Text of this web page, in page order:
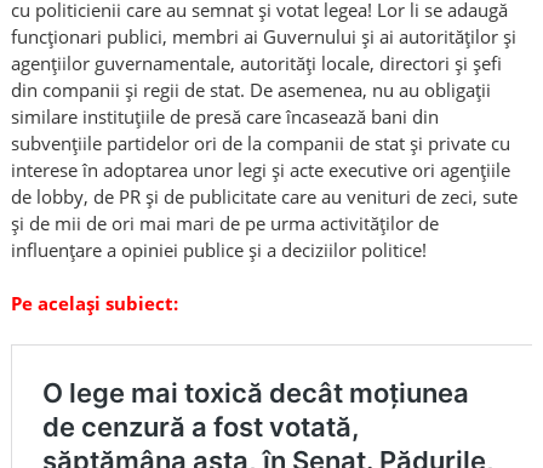
cu politicienii care au semnat și votat legea! Lor li se adaugă
funcționari publici, membri ai Guvernului și ai autorităților și
agențiilor guvernamentale, autorități locale, directori și șefi
din companii și regii de stat. De asemenea, nu au obligații
similare instituțiile de presă care încasează bani din
subvențiile partidelor ori de la companii de stat și private cu
interese în adoptarea unor legi și acte executive ori agențiile
de lobby, de PR și de publicitate care au venituri de zeci, sute
și de mii de ori mai mari de pe urma activităților de
influențare a opiniei publice și a deciziilor politice!
Pe același subiect: